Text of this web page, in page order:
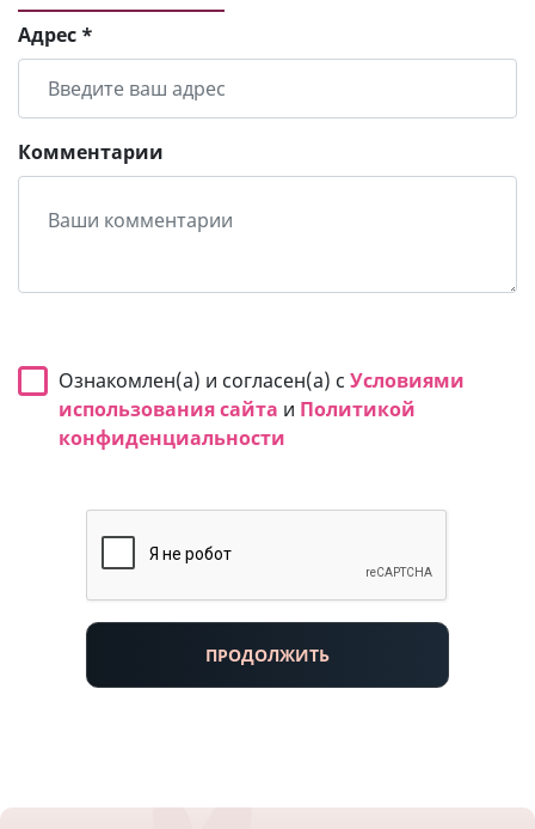
Адрес *
Комментарии
Ознакомлен(а) и согласен(а) с Условиями
использования сайта и Политикой
конфиденциальности
ПРОДОЛЖИТЬ